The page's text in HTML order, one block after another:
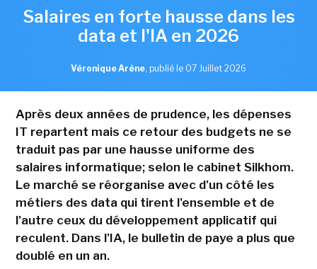
Salaires en forte hausse dans les
data et l'IA en 2026
Véronique Arène, publié le 07 Juillet 2026
Après deux années de prudence, les dépenses
IT repartent mais ce retour des budgets ne se
traduit pas par une hausse uniforme des
salaires informatique; selon le cabinet Silkhom.
Le marché se réorganise avec d'un côté les
métiers des data qui tirent l'ensemble et de
l'autre ceux du développement applicatif qui
reculent. Dans l'IA, le bulletin de paye a plus que
doublé en un an.